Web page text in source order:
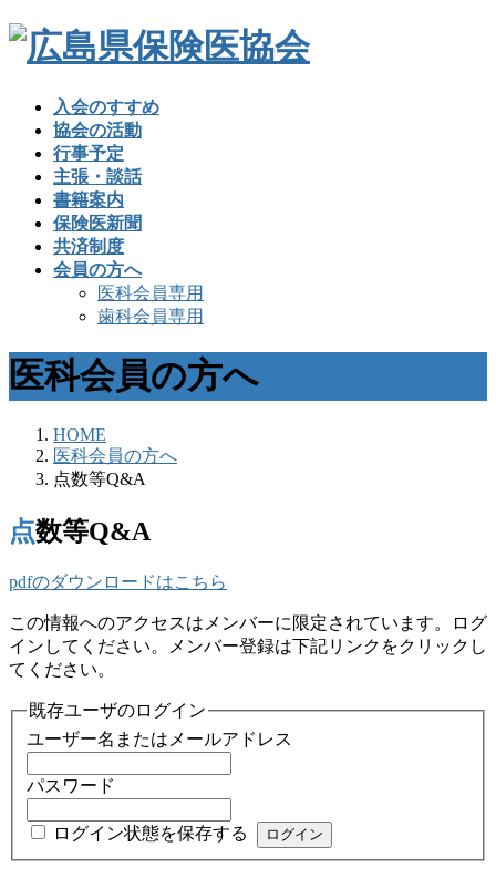
入会のすすめ
協会の活動
行事予定
主張・談話
書籍案内
保険医新聞
共済制度
会員の方へ
医科会員専用
歯科会員専用
医科会員の方へ
HOME
医科会員の方へ
点数等Q&A
点数等Q&A
pdfのダウンロードはこちら
この情報へのアクセスはメンバーに限定されています。ログ
インしてください。メンバー登録は下記リンクをクリックし
てください。
既存ユーザのログイン
ユーザー名またはメールアドレス
パスワード
ログイン状態を保存する